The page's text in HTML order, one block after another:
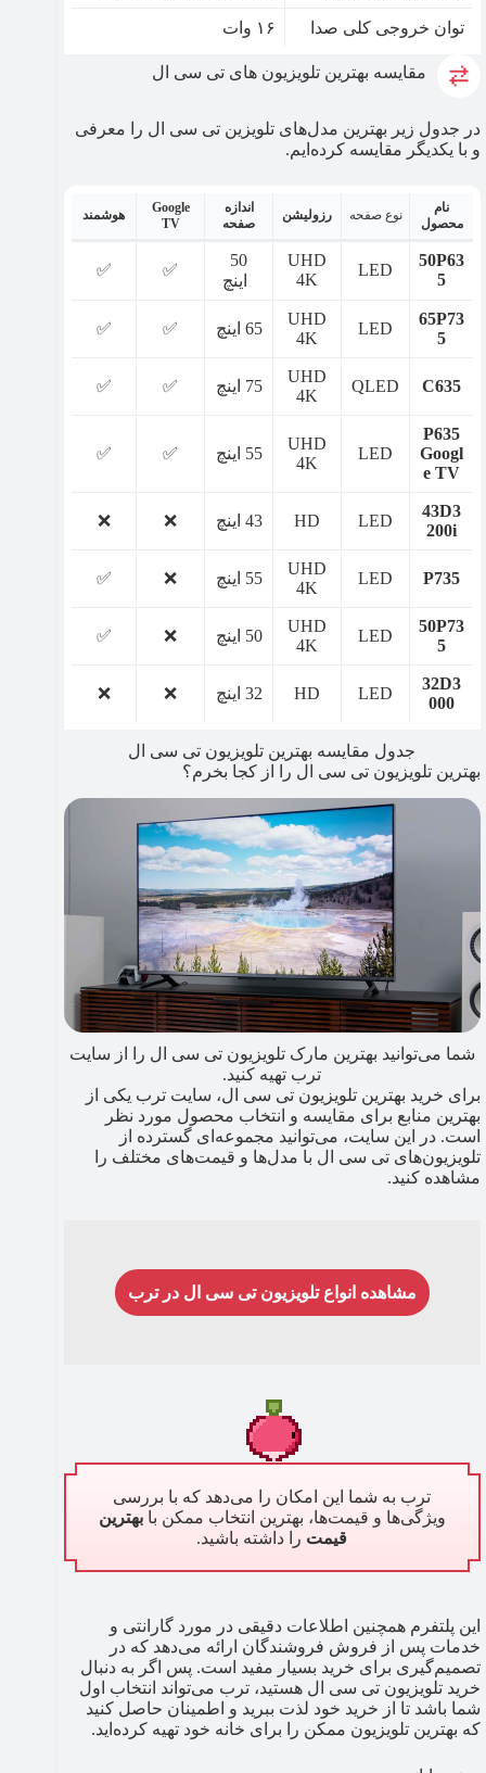
توان خروجی کلی صدا ۱۶ وات
مقایسه بهترین تلویزیون های تی سی ال
در جدول زیر بهترین مدل‌های تلویزین تی سی ال را معرفی
و با یکدیگر مقایسه کرده‌ایم.
نام
محصول
نوع صفحه رزولیشن
اندازه
صفحه
Google
TV
هوشمند
50P63
5
LED
UHD
4K
50
اینچ
✅
✅
65P73
5
LED
UHD
4K
65 اینچ ✅
✅
C635
QLED
UHD
4K
75 اینچ ✅
✅
P635
Googl
e TV
LED
UHD
4K
55 اینچ ✅
✅
43D3
200i
LED
HD 43 اینچ ❌
❌
P735
LED
UHD
4K
55 اینچ ❌
✅
50P73
5
LED
UHD
4K
50 اینچ ❌
✅
32D3
000
LED
HD 32 اینچ ❌
❌
جدول مقایسه بهترین تلویزیون تی سی ال
بهترین تلویزیون تی سی ال را از کجا بخرم؟
شما می‌توانید بهترین مارک تلویزیون تی سی ال را از سایت
ترب تهیه کنید.
برای خرید بهترین تلویزیون تی سی ال، سایت ترب یکی از
بهترین منابع برای مقایسه و انتخاب محصول مورد نظر
است. در این سایت، می‌توانید مجموعه‌ای گسترده از
تلویزیون‌های تی سی ال با مدل‌ها و قیمت‌های مختلف را
مشاهده کنید.
مشاهده انواع تلویزیون تی سی ال در ترب
ترب به شما این امکان را می‌دهد که با بررسی
ویژگی‌ها و قیمت‌ها، بهترین انتخاب ممکن بابهترین
قیمت را داشته باشید.
این پلتفرم همچنین اطلاعات دقیقی در مورد گارانتی و
خدمات پس از فروش فروشندگان ارائه می‌دهد که در
تصمیم‌گیری برای خرید بسیار مفید است. پس اگر به دنبال
خرید تلویزیون تی سی ال هستید، ترب می‌تواند انتخاب اول
شما باشد تا از خرید خود لذت ببرید و اطمینان حاصل کنید
که بهترین تلویزیون ممکن را برای خانه خود تهیه کرده‌اید.